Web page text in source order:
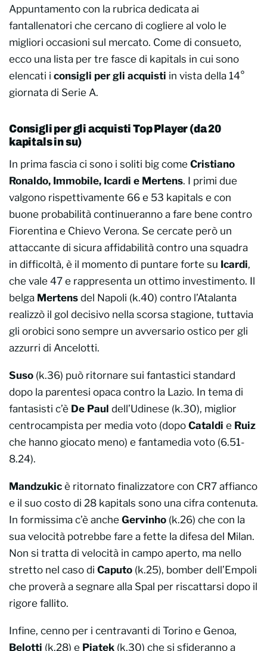
Appuntamento con la rubrica dedicata ai
fantallenatori che cercano di cogliere al volo le
migliori occasioni sul mercato. Come di consueto,
ecco una lista per tre fasce di kapitals in cui sono
elencati i consigli per gli acquisti in vista della 14°
giornata di Serie A.
Consigli per gli acquisti Top Player (da 20
kapitals in su)
In prima fascia ci sono i soliti big come Cristiano
Ronaldo, Immobile, Icardi e Mertens. I primi due
valgono rispettivamente 66 e 53 kapitals e con
buone probabilità continueranno a fare bene contro
Fiorentina e Chievo Verona. Se cercate però un
attaccante di sicura affidabilità contro una squadra
in difficoltà, è il momento di puntare forte su Icardi,
che vale 47 e rappresenta un ottimo investimento. Il
belga Mertens del Napoli (k.40) contro l’Atalanta
realizzò il gol decisivo nella scorsa stagione, tuttavia
gli orobici sono sempre un avversario ostico per gli
azzurri di Ancelotti.
Suso (k.36) può ritornare sui fantastici standard
dopo la parentesi opaca contro la Lazio. In tema di
fantasisti c’è De Paul dell’Udinese (k.30), miglior
centrocampista per media voto (dopo Cataldi e Ruiz
che hanno giocato meno) e fantamedia voto (6.51-
8.24).
Mandzukic è ritornato finalizzatore con CR7 affianco
e il suo costo di 28 kapitals sono una cifra contenuta.
In formissima c’è anche Gervinho (k.26) che con la
sua velocità potrebbe fare a fette la difesa del Milan.
Non si tratta di velocità in campo aperto, ma nello
stretto nel caso di Caputo (k.25), bomber dell’Empoli
che proverà a segnare alla Spal per riscattarsi dopo il
rigore fallito.
Infine, cenno per i centravanti di Torino e Genoa,
Belotti (k.28) e Piatek (k.30) che si sfideranno a